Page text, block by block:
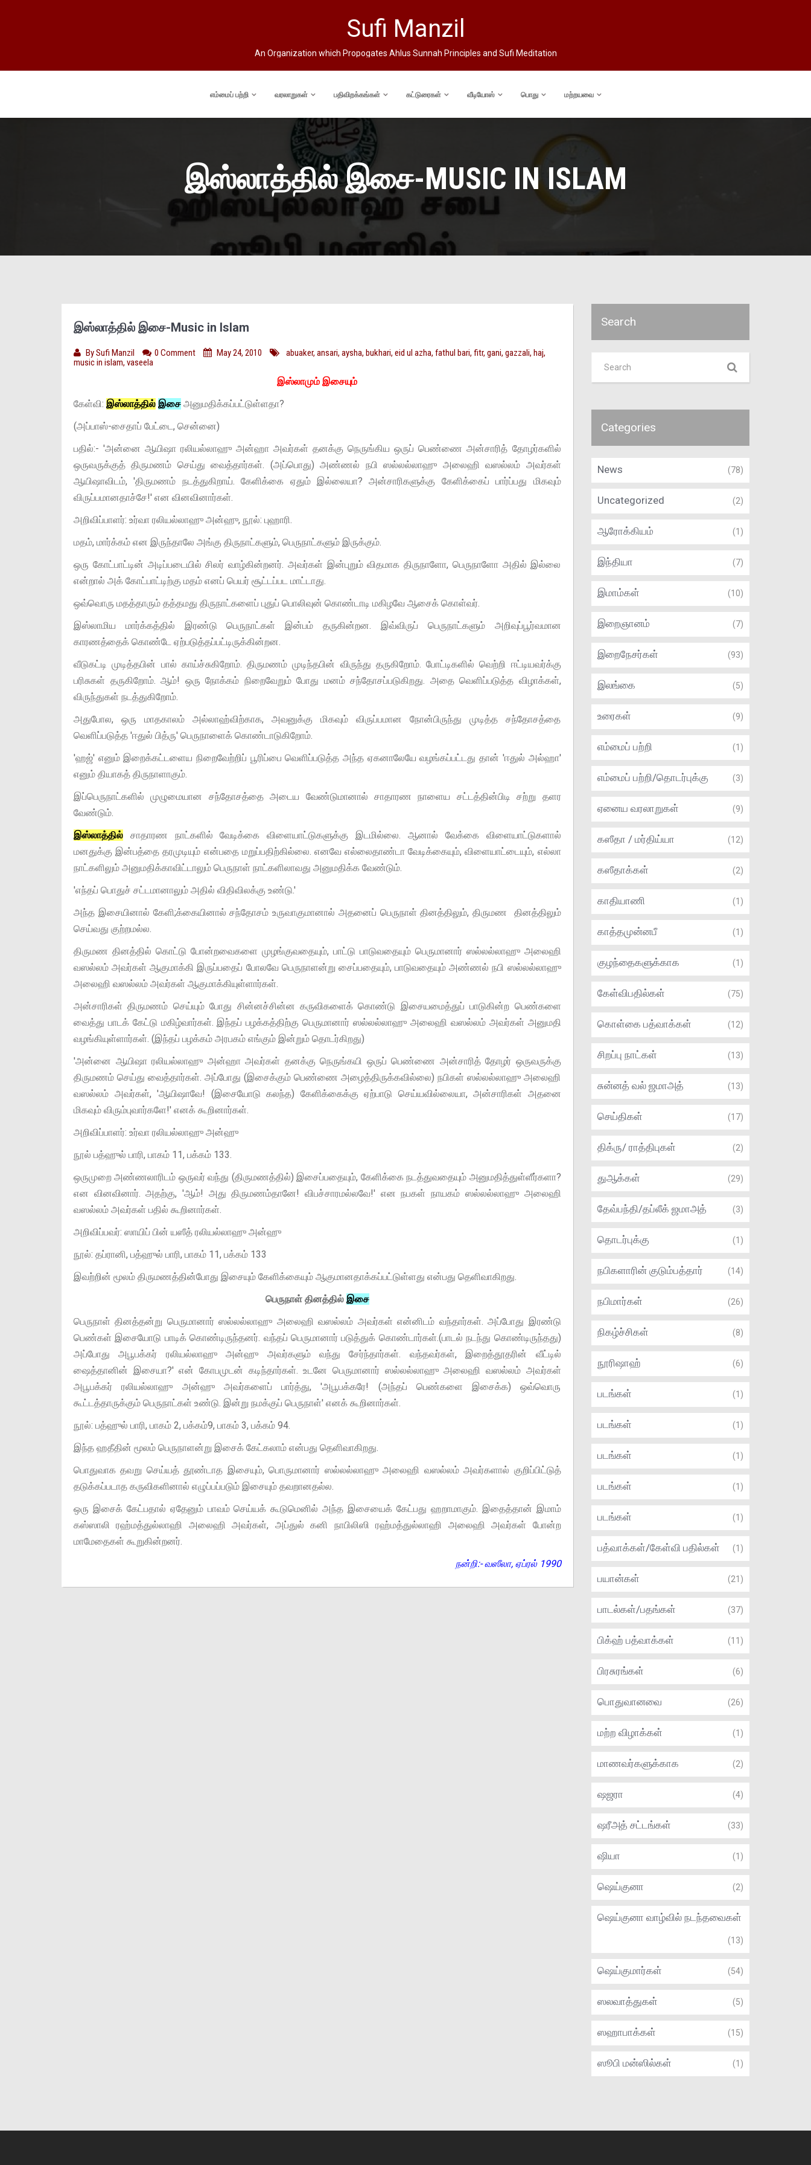
Sufi Manzil
An Organization which Propogates Ahlus Sunnah Principles and Sufi Meditation
எம்மைப் பற்றி வரலாறுகள் பதிவிறக்கங்கள் கட்டுரைகள் வீடியோஸ் பொது மற்றயவை
இஸ்லாத்தில் இசை-MUSIC IN ISLAM
இஸ்லாத்தில் இசை-Music in Islam
BySufi Manzil 0 Comment May 24, 2010 abuaker, ansari, aysha, bukhari, eid ul azha, fathul bari, fitr, gani, gazzali, haj,
music in islam, vaseela
இஸ்லாமும் இசையும்
கேள்வி: இஸ்லாத்தில் இசை அனுமதிக்கப்பட்டுள்ளதா?
(அப்பாஸ்-சைதாப் பேட்டை, சென்னை)
பதில்:- 'அன்னை ஆயிஷா ரலியல்லாஹு அன்ஹா அவர்கள் தனக்கு நெருங்கிய ஒருப் பெண்ணை அன்சாரித் தோழர்களில்
ஒருவருக்குத் திருமணம் செய்து வைத்தார்கள். (அப்பொது) அண்ணல் நபி ஸல்லல்லாஹு அலைஹி வஸல்லம் அவர்கள்
ஆயிஷாவிடம், 'திருமணம் நடத்துகிறாய். கேளிக்கை ஏதும் இல்லையா? அன்சாரிகளுக்கு கேளிக்கைப் பார்ப்பது மிகவும்
விருப்பமானதாச்சே!' என வினவினார்கள்.
அறிவிப்பாளர்: உர்வா ரலியல்லாஹு அன்ஹு, நூல்: புஹாரி.
மதம், மார்க்கம் என இருந்தாலே அங்கு திருநாட்களும், பெருநாட்களும் இருக்கும்.
ஒரு கோட்பாட்டின் அடிப்படையில் சிலர் வாழ்கின்றனர். அவர்கள் இன்புறும் விதமாக திருநாளோ, பெருநாளோ அதில் இல்லை
என்றால் அக் கோட்பாட்டிற்கு மதம் எனப் பெயர் சூட்டப்பட மாட்டாது.
ஒவ்வொரு மதத்தாரும் தத்தமது திருநாட்களைப் புதுப் பொலிவுன் கொண்டாடி மகிழவே ஆசைக் கொள்வர்.
இஸ்லாமிய மார்க்கத்தில் இரண்டு பெருநாட்கள் இன்பம் தருகின்றன. இவ்விருப் பெருநாட்களும் அறிவுப்பூர்வமான
காரணத்தைக் கொண்டே ஏற்படுத்தப்பட்டிருக்கின்றன.
வீடுகட்டி முடித்தபின் பால் காய்ச்சுகிறோம். திருமணம் முடிந்தபின் விருந்து தருகிறோம். போட்டிகளில் வெற்றி ஈட்டியவர்க்கு
பரிசுகள் தருகிறோம். ஆம்! ஒரு நோக்கம் நிறைவேறும் போது மனம் சந்தோசப்படுகிறது. அதை வெளிப்படுத்த விழாக்கள்,
விருந்துகள் நடத்துகிறோம்.
அதுபோல, ஒரு மாதகாலம் அல்லாஹ்விற்காக, அவனுக்கு மிகவும் விருப்பமான நோன்பிருந்து முடித்த சந்தோசத்தை
வெளிப்படுத்த 'ஈதுல் பித்ரு' பெருநாளைக் கொண்டாடுகிறோம்.
'ஹஜ்' எனும் இறைக்கட்டளைய நிறைவேற்றிப் பூரிப்பை வெளிப்படுத்த அந்த ஏகனாலேயே வழங்கப்பட்டது தான் 'ஈதுல் அல்ஹா'
எனும் தியாகத் திருநாளாகும்.
இப்பெருநாட்களில் முழுமையான சந்தோசத்தை அடைய வேண்டுமானால் சாதாரண நாளைய சட்டத்தின்பிடி சற்று தளர
வேண்டும்.
இஸ்லாத்தில் சாதாரண நாட்களில் வேடிக்கை விளையாட்டுகளுக்கு இடமில்லை. ஆனால் வேக்கை விளையாட்டுகளால்
மனதுக்கு இன்பத்தை தரமுடியும் என்பதை மறுப்பதிற்கில்லை. எனவே எல்லைதாண்டா வேடிக்கையும், விளையாட்டையும், எல்லா
நாட்களிலும் அனுமதிக்காவிட்டாலும் பெருநாள் நாட்களிலாவது அனுமதிக்க வேண்டும்.
'எந்தப் பொதுச் சட்டமானாலும் அதில் விதிவிலக்கு உண்டு.'
அந்த இசையினால் கேளி;க்கையினால் சந்தோசம் உருவாகுமானால் அதனைப் பெருநாள் தினத்திலும், திருமண தினத்திலும்
செய்வது குற்றமல்ல.
திருமண தினத்தில் கொட்டு போன்றவைகளை முழங்குவதையும், பாட்டு பாடுவதையும் பெருமானார் ஸல்லல்லாஹு அலைஹி
வஸல்லம் அவர்கள் ஆகுமாக்கி இருப்பதைப் போலவே பெருநாளன்று சைப்பதையும், பாடுவதையும் அண்ணல் நபி ஸல்லல்லாஹு
அலைஹி வஸல்லம் அவர்கள் ஆகுமாக்கியுள்ளார்கள்.
அன்சாரிகள் திருமணம் செய்யும் போது சின்னச்சின்ன கருவிகளைக் கொண்டு இசையமைத்துப் பாடுகின்ற பெண்களை
வைத்து பாடக் கேட்டு மகிழ்வார்கள். இந்தப் பழக்கத்திற்கு பெருமானார் ஸல்லல்லாஹு அலைஹி வஸல்லம் அவர்கள் அனுமதி
வழங்கியுள்ளார்கள். (இந்தப் பழக்கம் அரபகம் எங்கும் இன்றும் தொடர்கிறது)
'அன்னை ஆயிஷா ரலியல்லாஹு அன்ஹா அவர்கள் தனக்கு நெருங்கயி ஒருப் பெண்ணை அன்சாரித் தோழர் ஒருவருக்கு
திருமணம் செய்து வைத்தார்கள். அப்போது (இசைக்கும் பெண்ணை அழைத்திருக்கவில்லை) நபிகள் ஸல்லல்லாஹு அலைஹி
வஸல்லம் அவர்கள், 'ஆயிஷாவே! (இசையோடு கலந்த) கேளிக்கைக்கு ஏற்பாடு செய்யவில்லையா, அன்சாரிகள் அதனை
மிகவும் விரும்புவார்களே!' எனக் கூறினார்கள்.
அறிவிப்பாளர்: உர்வா ரலியல்லாஹு அன்ஹு
நூல் பத்ஹுல் பாரி, பாகம் 11, பக்கம் 133.
ஒருமுறை அண்ணலாரிடம் ஒருவர் வந்து (திருமணத்தில்) இசைப்பதையும், கேளிக்கை நடத்துவதையும் அனுமதித்துள்ளீர்களா?
என வினவினார். அதற்கு, 'ஆம்! அது திருமணம்தானே! விபச்சாரமல்லவே!' என நபகள் நாயகம் ஸல்லல்லாஹு அலைஹி
வஸல்லம் அவர்கள் பதில் கூறினார்கள்.
அறிவிப்பவர்: ஸாயிப் பின் யஸீத் ரலியல்லாஹு அன்ஹு
நூல்: தப்ரானி, பத்ஹுல் பாரி, பாகம் 11, பக்கம் 133
இவற்றின் மூலம் திருமணத்தின்போது இசையும் கேளிக்கையும் ஆகுமானதாக்கப்பட்டுள்ளது என்பது தெளிவாகிறது.
பெருநாள் தினத்தில் இசை
பெருநாள் தினத்தன்று பெருமானார் ஸல்லல்லாஹு அலைஹி வஸல்லம் அவர்கள் என்னிடம் வந்தார்கள். அப்போது இரண்டு
பெண்கள் இசையோடு பாடிக் கொண்டிருந்தனர். வந்தப் பெருமானார் படுத்துக் கொண்டார்கள்.(பாடல் நடந்து கொண்டிருந்தது)
அப்போது அபூபக்கர் ரலியல்லாஹு அன்ஹு அவர்களும் வந்து சேர்ந்தார்கள். வந்தவர்கள், இறைத்தூதரின் வீட்டில்
ஷைத்தானின் இசையா?' என் கோபமுடன் கடிந்தார்கள். உடனே பெருமானார் ஸல்லல்லாஹு அலைஹி வஸல்லம் அவர்கள்
அபூபக்கர் ரலியல்லாஹு அன்ஹு அவர்களைப் பார்த்து, 'அபூபக்கரே! (அந்தப் பெண்களை இசைக்க) ஒவ்வொரு
கூட்டத்தாருக்கும் பெருநாட்கள் உண்டு. இன்று நமக்குப் பெருநாள்' எனக் கூறினார்கள்.
நூல்: பத்ஹுல் பாரி, பாகம் 2, பக்கம்9, பாகம் 3, பக்கம் 94.
இந்த ஹதீதின் மூலம் பெருநாளன்று இசைக் கேட்கலாம் என்பது தெளிவாகிறது.
பொதுவாக தவறு செய்யத் தூண்டாத இசையும், பொருமானார் ஸல்லல்லாஹு அலைஹி வஸல்லம் அவர்களால் குறிப்பிட்டுத்
தடுக்கப்படாத கருவிகளினால் எழுப்பப்படும் இசையும் தவறானதல்ல.
ஒரு இசைக் கேட்பதால் ஏதேனும் பாவம் செய்யக் கூடுமெனில் அந்த இசையைக் கேட்பது ஹறாமாகும். இதைத்தான் இமாம்
கஸ்ஸாலி ரஹ்மத்துல்லாஹி அலைஹி அவர்கள், அப்துல் கனி நாபிலிஸி ரஹ்மத்துல்லாஹி அலைஹி அவர்கள் போன்ற
மாமேதைகள் கூறுகின்றனர்.
நன்றி:- வஸீலா, ஏப்ரல் 1990
Search
Categories
News (78)
Uncategorized (2)
ஆரோக்கியம் (1)
இந்தியா (7)
இமாம்கள் (10)
இறைஞானம் (7)
இறைநேசர்கள் (93)
இலங்கை (5)
உரைகள் (9)
எம்மைப் பற்றி (1)
எம்மைப் பற்றி/தொடர்புக்கு (3)
ஏனைய வரலாறுகள் (9)
கஸீதா / மர்திய்யா (12)
கஸீதாக்கள் (2)
காதியாணி (1)
காத்தமுன்னபீ (1)
குழந்தைகளுக்காக (1)
கேள்விபதில்கள் (75)
கொள்கை பத்வாக்கள் (12)
சிறப்பு நாட்கள் (13)
சுன்னத் வல் ஜமாஅத் (13)
செய்திகள் (17)
திக்ரு/ ராத்திபுகள் (2)
துஆக்கள் (29)
தேவ்பந்தி/தப்லீக் ஜமாஅத் (3)
தொடர்புக்கு (1)
நபிகளாரின் குடும்பத்தார் (14)
நபிமார்கள் (26)
நிகழ்ச்சிகள் (8)
நூரிஷாஹ் (6)
படங்கள் (1)
படங்கள் (1)
படங்கள் (1)
படங்கள் (1)
படங்கள் (1)
பத்வாக்கள்/கேள்வி பதில்கள் (1)
பயான்கள் (21)
பாடல்கள்/பதங்கள் (37)
பிக்ஹ் பத்வாக்கள் (11)
பிரசுரங்கள் (6)
பொதுவானவை (26)
மற்ற விழாக்கள் (1)
மாணவர்களுக்காக (2)
ஷஜரா (4)
ஷரீஅத் சட்டங்கள் (33)
ஷியா (1)
ஷெய்குனா (2)
ஷெய்குனா வாழ்வில் நடந்தவைகள்
(13)
ஷெய்குமார்கள் (54)
ஸலவாத்துகள் (5)
ஸஹாபாக்கள் (15)
ஸூபி மன்ஸில்கள் (1)